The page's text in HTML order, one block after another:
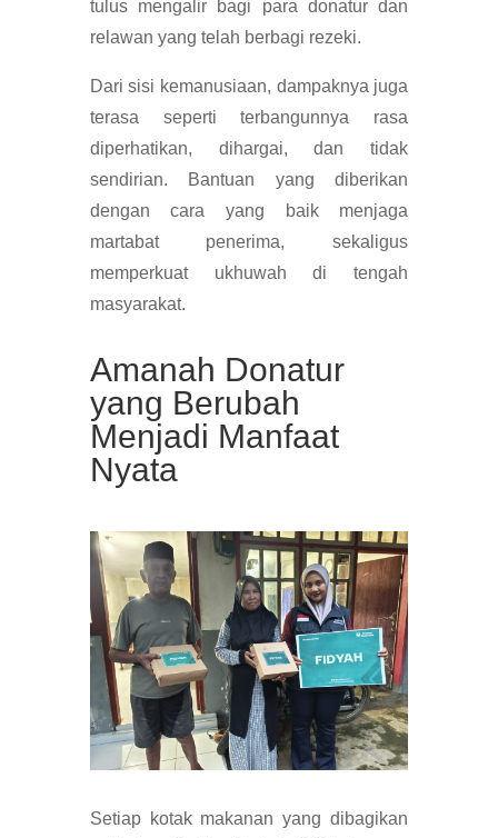
tulus mengalir bagi para donatur dan
relawan yang telah berbagi rezeki.
Dari sisi kemanusiaan, dampaknya juga
terasa seperti terbangunnya rasa
diperhatikan, dihargai, dan tidak
sendirian. Bantuan yang diberikan
dengan cara yang baik menjaga
martabat penerima, sekaligus
memperkuat ukhuwah di tengah
masyarakat.
Amanah Donatur
yang Berubah
Menjadi Manfaat
Nyata
Setiap kotak makanan yang dibagikan